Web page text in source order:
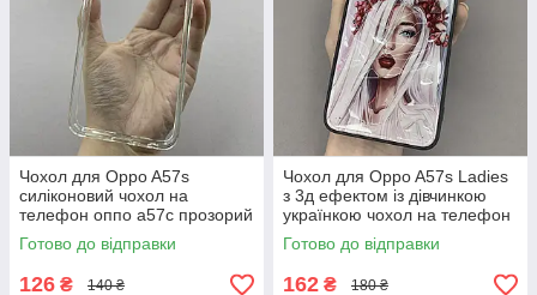
Чохол для Oppo A57s
силіконовий чохол на
телефон оппо а57с прозорий
NSP
Готово до відправки
126 ₴ 140 ₴
Чохол для Oppo A57s Ladies
з 3д ефектом із дівчинкою
українкою чохол на телефон
оппо а57с білий
Готово до відправки
162 ₴ 180 ₴